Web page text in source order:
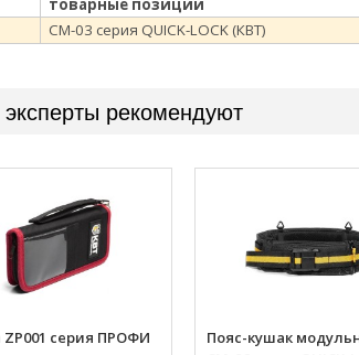
товарные позиции
СМ-03 серия QUICK-LOCK (КВТ)
рекомендуют
ZP001 серия ПРОФИ
Пояс-кушак